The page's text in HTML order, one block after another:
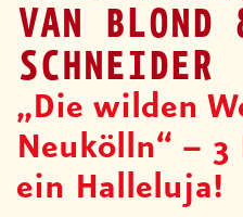
VAN BLOND
SCHNEIDER
„Die wilden
Neukölln“ –
ein Halleluja!